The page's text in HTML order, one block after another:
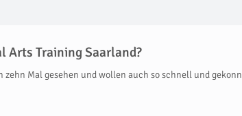
Arts Training Saarland?
zehn Mal gesehen und wollen auch so schnell und